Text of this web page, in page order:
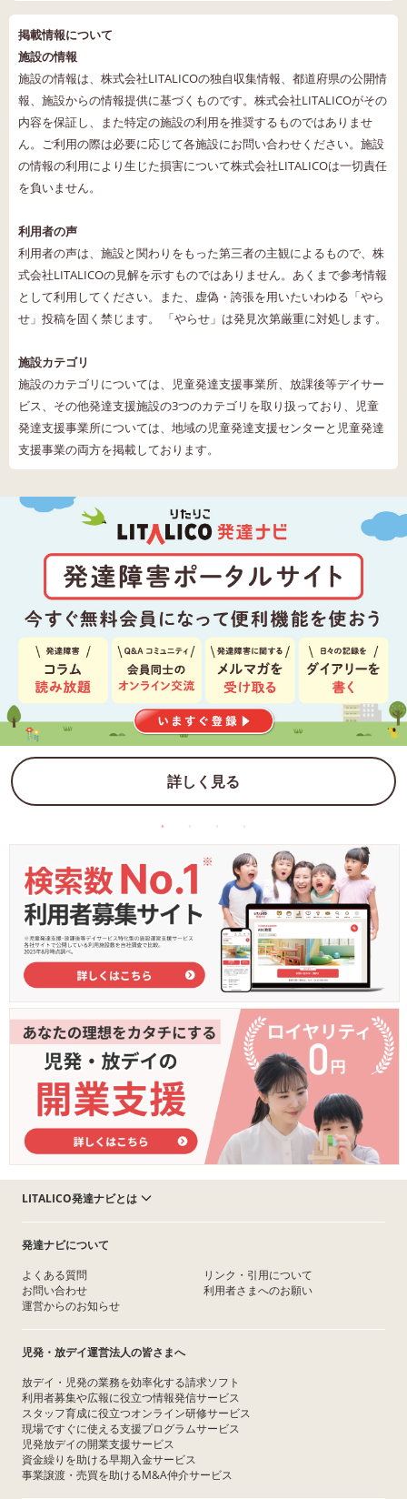
掲載情報について
施設の情報
施設の情報は、株式会社LITALICOの独自収集情報、都道府県の公開情
報、施設からの情報提供に基づくものです。株式会社LITALICOがその
内容を保証し、また特定の施設の利用を推奨するものではありませ
ん。ご利用の際は必要に応じて各施設にお問い合わせください。施設
の情報の利用により生じた損害について株式会社LITALICOは一切責任
を負いません。
利用者の声
利用者の声は、施設と関わりをもった第三者の主観によるもので、株
式会社LITALICOの見解を示すものではありません。あくまで参考情報
として利用してください。また、虚偽・誇張を用いたいわゆる「やら
せ」投稿を固く禁じます。 「やらせ」は発見次第厳重に対処します。
施設カテゴリ
施設のカテゴリについては、児童発達支援事業所、放課後等デイサー
ビス、その他発達支援施設の3つのカテゴリを取り扱っており、児童
発達支援事業所については、地域の児童発達支援センターと児童発達
支援事業の両方を掲載しております。
詳しく見る
LITALICO発達ナビとは
発達ナビについて
よくある質問
お問い合わせ
運営からのお知らせ
リンク・引用について
利用者さまへのお願い
児発・放デイ運営法人の皆さまへ
放デイ・児発の業務を効率化する請求ソフト
利用者募集や広報に役立つ情報発信サービス
スタッフ育成に役立つオンライン研修サービス
現場ですぐに使える支援プログラムサービス
児発放デイの開業支援サービス
資金繰りを助ける早期入金サービス
事業譲渡・売買を助けるM&A仲介サービス